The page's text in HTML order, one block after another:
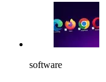
software